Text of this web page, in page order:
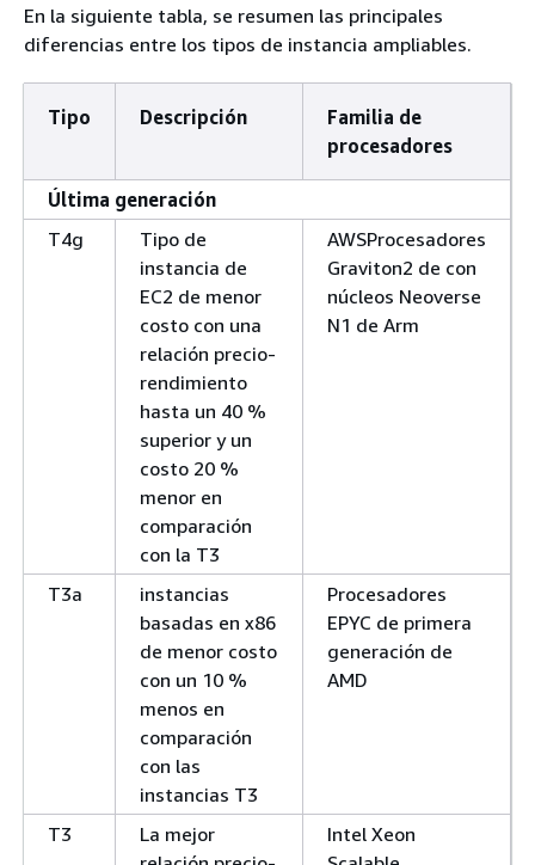
En la siguiente tabla, se resumen las principales
diferencias entre los tipos de instancia ampliables.
Tipo Descripción
Familia de
procesadores
Última generación
T4g
Tipo de
instancia de
EC2 de menor
costo con una
relación precio-
rendimiento
hasta un 40 %
superior y un
costo 20 %
menor en
comparación
con la T3
AWSProcesadores
Graviton2 de con
núcleos Neoverse
N1 de Arm
T3a
instancias
basadas en x86
de menor costo
con un 10 %
menos en
comparación
con las
instancias T3
Procesadores
EPYC de primera
generación de
AMD
T3
La mejor
Intel Xeon